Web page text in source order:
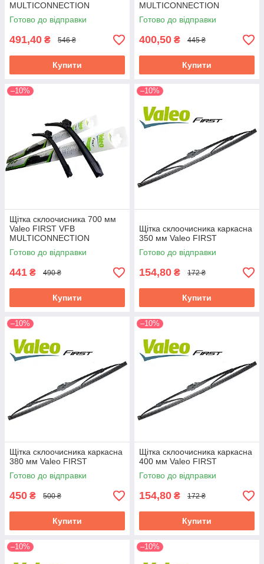
MULTICONNECTION
Готово до відправки
491,40 ₴ 546 ₴
Купити
MULTICONNECTION
Готово до відправки
400,50 ₴ 445 ₴
Купити
–10%
Щітка склоочисника 700 мм
Valeo FIRST VFB
MULTICONNECTION
Готово до відправки
441 ₴ 490 ₴
Купити
–10%
Щітка склоочисника каркасна
350 мм Valeo FIRST
Готово до відправки
154,80 ₴ 172 ₴
Купити
–10%
Щітка склоочисника каркасна
380 мм Valeo FIRST
Готово до відправки
450 ₴ 500 ₴
Купити
–10%
Щітка склоочисника каркасна
400 мм Valeo FIRST
Готово до відправки
154,80 ₴ 172 ₴
Купити
–10% –10%